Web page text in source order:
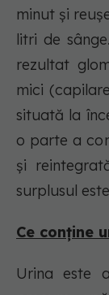
minut și
litri de
rezultat
mici
situată la
o parte a
și
surplusul
Ce conține
Urina este